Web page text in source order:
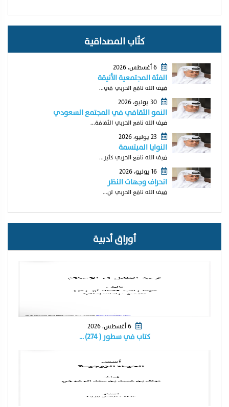
كتّاب المصداقية
6 أغسطس، 2026
الفئة المجتمعية الأنيقة
ضيف الله نافع الحربي في...
30 يوليو، 2026
النمو الثقافي في المجتمع السعودي
ضيف الله نافع الحربي الثقافة...
النوايا المبتسمة
ضيف الله نافع الحربي كثير...
16 يوليو، 2026
انحراف وجهات النظر
ضيف الله نافع الحربي لن...
أوراق أدبية
كتاب في سطور ( ٢٧٤) …